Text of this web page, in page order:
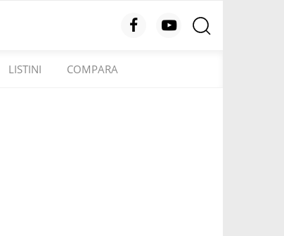
LISTINI COMPARA